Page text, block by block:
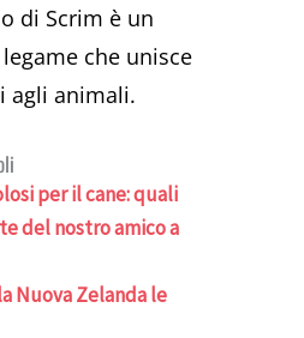
di Scrim è un
che unisce
agli animali.
per il cane: quali
del nostro amico a
Nuova Zelanda le